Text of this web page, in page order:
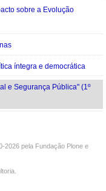
sobre a Evolução
íntegra e democrática
e Segurança Pública" (1º
2026 pela Fundação Plone e